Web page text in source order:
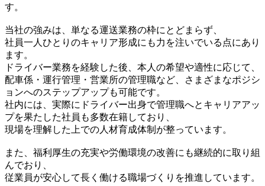
す。
当社の強みは、単なる運送業務の枠にとどまらず、
社員一人ひとりのキャリア形成にも力を注いでいる点にあり
ます。
ドライバー業務を経験した後、本人の希望や適性に応じて、
配車係・運行管理・営業所の管理職など、さまざまなポジシ
ョンへのステップアップも可能です。
社内には、実際にドライバー出身で管理職へとキャリアアッ
プを果たした社員も多数在籍しており、
現場を理解した上での人材育成体制が整っています。
また、福利厚生の充実や労働環境の改善にも継続的に取り組
んでおり、
従業員が安心して長く働ける職場づくりを推進しています。